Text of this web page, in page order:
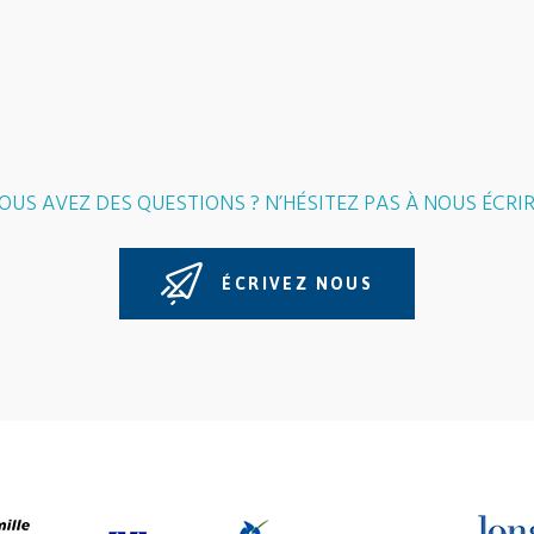
AVEZ DES QUESTIONS ? N’HÉSITEZ PAS À NOUS
ÉCRIVEZ NOUS